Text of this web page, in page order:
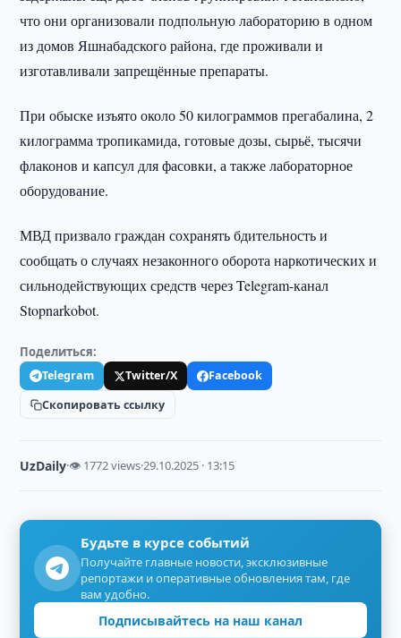
что они организовали подпольную лабораторию в одном
из домов Яшнабадского района, где проживали и
изготавливали запрещённые препараты.
При обыске изъято около 50 килограммов прегабалина, 2
килограмма тропикамида, готовые дозы, сырьё, тысячи
флаконов и капсул для фасовки, а также лабораторное
оборудование.
МВД призвало граждан сохранять бдительность и
сообщать о случаях незаконного оборота наркотических и
сильнодействующих средств через Telegram-канал
Stopnarkobot.
Поделиться:
Telegram Twitter/X
Facebook
Скопировать ссылку
UzDaily·👁 1772 views·29.10.2025 · 13:15
Будьте в курсе событий
Получайте главные новости, эксклюзивные
репортажи и оперативные обновления там, где
вам удобно.
Подписывайтесь на наш канал